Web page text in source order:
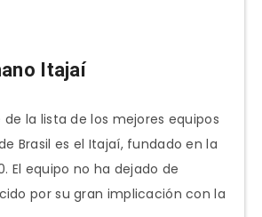
Itajaí
la lista de los mejores equipos
Brasil es el Itajaí, fundado en la
El equipo no ha dejado de
por su gran implicación con la